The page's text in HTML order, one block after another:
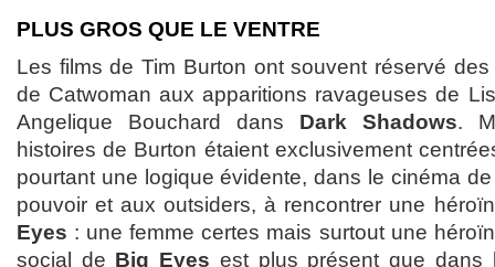
PLUS GROS QUE LE VENTRE
Les films de Tim Burton ont souvent réservé
de Catwoman aux apparitions ravageuses de
Angelique Bouchard dans Dark Shadows.
histoires de Burton étaient exclusivement
pourtant une logique évidente, dans le cinéma
pouvoir et aux outsiders, à rencontrer une
Eyes : une femme certes mais surtout une
social de Big Eyes est plus présent que dans